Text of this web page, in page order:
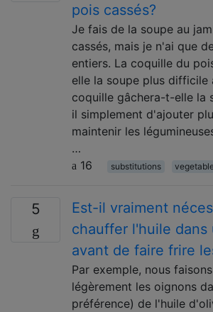
pois cassés?
Je fais de la soupe au
cassés, mais je n'ai que
entiers. La coquille du
elle la soupe plus difficile
coquille gâchera-t-elle la
il simplement d'ajouter
maintenir les
…
16
substitutions
5
Est-il vraiment
chauffer l'huile dans
avant de faire frire
Par exemple, nous
légèrement les oignons
préférence) de l'huile